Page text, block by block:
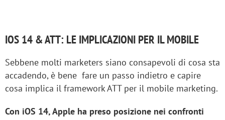
IOS 14 & ATT: LE IMPLICAZIONI PER IL MOBILE
Sebbene molti marketers siano consapevoli di cosa sta
accadendo, è bene fare un passo indietro e capire
cosa implica il framework ATT per il mobile marketing.
Con iOS 14, Apple ha preso posizione nei confronti